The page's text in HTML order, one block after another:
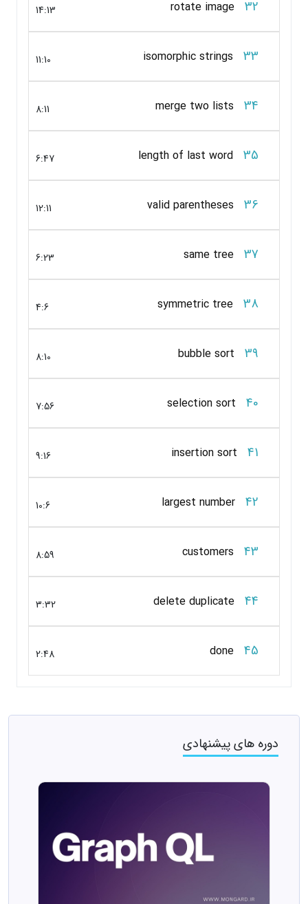
32
rotate image
14:13
33
isomorphic strings
11:10
34
merge two lists
8:11
35
length of last word
6:47
36
valid parentheses
12:11
37
same tree
6:23
38
symmetric tree
4:6
39
bubble sort
8:10
40
selection sort
7:56
41
insertion sort
9:16
42
largest number
10:6
43
customers
8:59
44
delete duplicate
3:32
45
done
2:48
دوره های پیشنهادی